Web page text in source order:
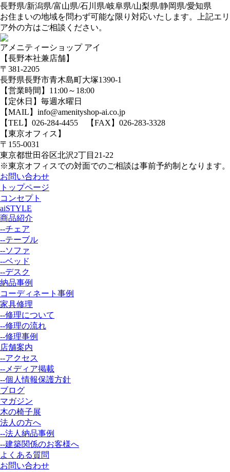
長野県/新潟県/富山県/石川県/岐阜県/山梨県/静岡県/愛知県
お住まいの地域を問わず可能な限り対応いたします。上記エリ
ア外の方はご相談ください。
アメニティーショップ アイ
【長野本社兼店舗】
〒381-2205
長野県長野市青木島町大塚1390-1
【営業時間】11:00～18:00
【定休日】毎週水曜日
【MAIL】info@amenityshop-ai.co.jp
【TEL】 026-284-4455 【FAX】026-283-3328
【東京オフィス】
〒155-0031
東京都世田谷区北沢2丁目21-22
※東京オフィスでの対面でのご相談は事前予約制となります。
お問い合わせ
トップページ
コンセプト
aiSTYLE
商品紹介
--チェア
--テーブル
--ソファ
--ベッド
--デスク
納品事例
コーディネート事例
家具修理
--修理について
--修理の流れ
--修理事例
店舗案内
--アクセス
--メディア掲載
--個人情報保護方針
ブログ
マガジン
木の椅子展
法人の方へ
--法人納品事例
--建築関係のお客様へ
よくある質問
お問い合わせ